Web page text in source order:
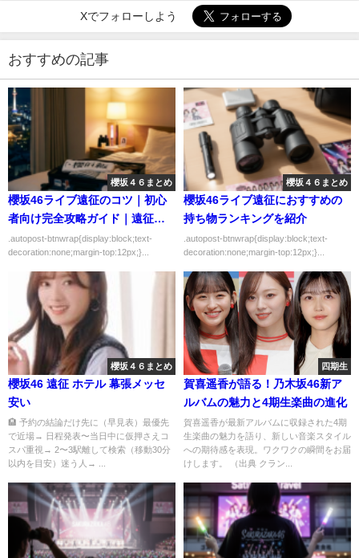
Xでフォローしよう
おすすめの記事
櫻坂４６まとめ
櫻坂46ライブ遠征のコツ｜初心
者向け完全攻略ガイド｜遠征で
失敗しない選び方
.autopost-btnwrap{display:block;text-
decoration:none;margin-top:12px;}...
櫻坂４６まとめ
櫻坂46ライブ遠征におすすめの
持ち物ランキングを紹介
.autopost-btnwrap{display:block;text-
decoration:none;margin-top:12px;}...
櫻坂４６まとめ
櫻坂46 遠征 ホテル 幕張メッセ
安い
🏨 予約の結論だけ先に（早見表）最優先
で近場→ 日程発表〜当日中に仮押さえコ
スパ重視→ 2〜3駅離して検索（移動30分
以内を目安）迷う人→ ...
四期生
賀喜遥香が語る！乃木坂46新ア
ルバムの魅力と4期生楽曲の進化
賀喜遥香が最新アルバムに収録された4期
生楽曲の魅力を語り、新しい音楽スタイル
への期待感を表現。ワクワクの瞬間をお届
けします。 （出典 クラン...